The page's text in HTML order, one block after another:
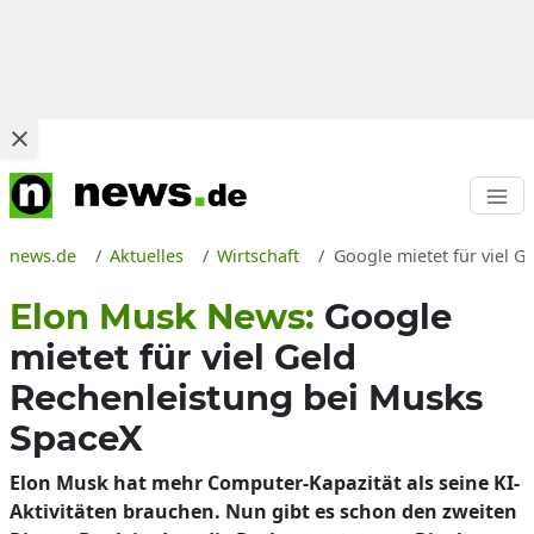
news.de Aktuelles Wirtschaft Google mietet für viel
Elon Musk News: Google
mietet für viel Geld
Rechenleistung bei Musks
SpaceX
Elon Musk hat mehr Computer-Kapazität als seine KI-
Aktivitäten brauchen. Nun gibt es schon den zweiten